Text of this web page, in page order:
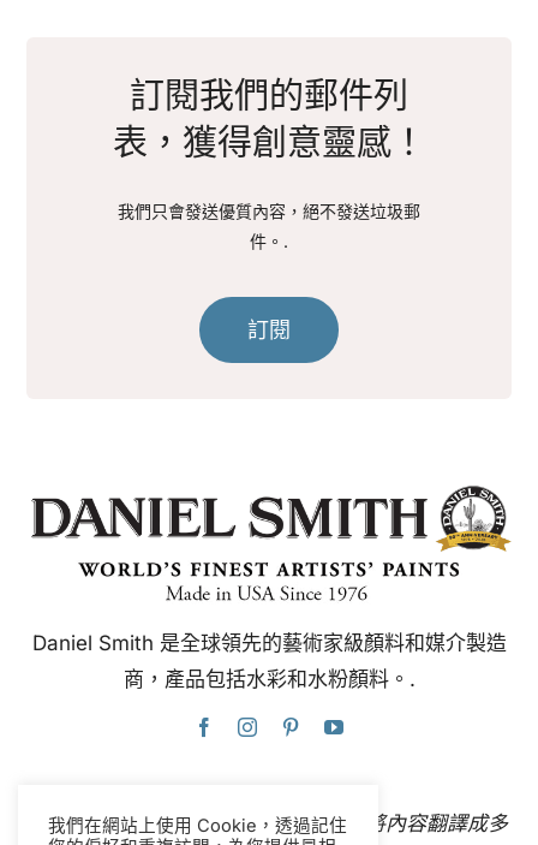
訂閱我們的郵件列
表，獲得創意靈感！
我們只會發送優質內容，絕不發送垃圾郵
件。.
訂閱
Daniel Smith 是全球領先的藝術家級顏料和媒介製造
商，產品包括水彩和水粉顏料。.
本網站使用Google翻譯，可即時自動將內容翻譯成多
我們在網站上使用 Cookie，透過記住